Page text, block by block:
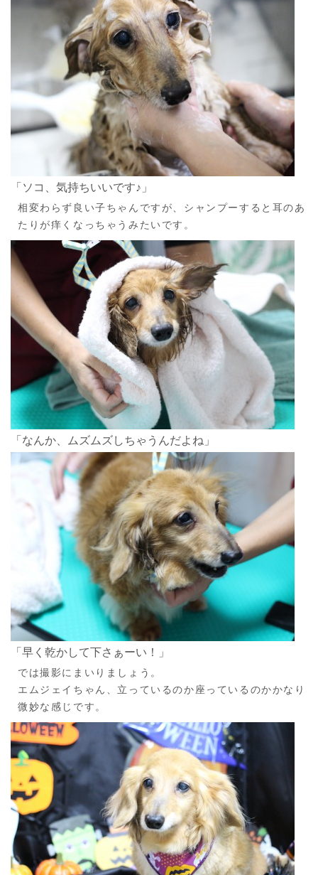
「ソコ、気持ちいいです♪」
相変わらず良い子ちゃんですが、シャンプーすると耳のあ
たりが痒くなっちゃうみたいです。
「なんか、ムズムズしちゃうんだよね」
「早く乾かして下さぁーい！」
では撮影にまいりましょう。
エムジェイちゃん、立っているのか座っているのかかなり
微妙な感じです。